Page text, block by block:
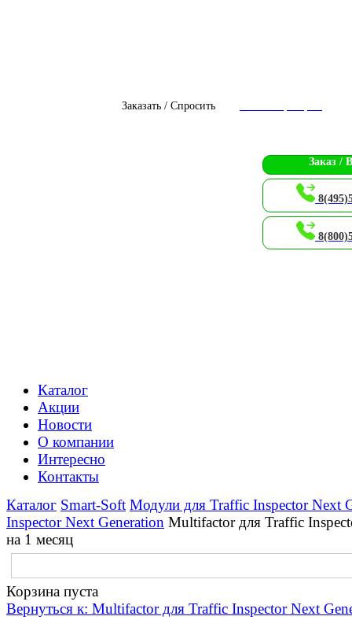
Заказать / Спросить
Заказ /
Каталог
Акции
Новости
О компании
Интересно
Контакты
Каталог Smart-Soft Модули для Traffic Inspector Next
Inspector Next Generation Multifactor для Traffic
на 1 месяц
Корзина пуста
Вернуться к: Multifactor для Traffic Inspector Next